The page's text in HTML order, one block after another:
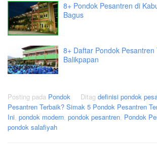
8+ Pondok Pesantren di
Bagus
8+ Daftar Pondok
Balikpapan
Posting pada Pondok Ditag definisi pondok
Pesantren Terbaik? Simak 5 Pondok Pesantren
Ini, pondok modern, pondok pesantren, Pondok
pondok salafiyah